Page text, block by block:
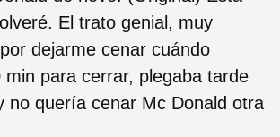
El trato genial, muy
dejarme cenar cuándo
min para cerrar, plegaba tarde
no quería cenar Mc Donald otra